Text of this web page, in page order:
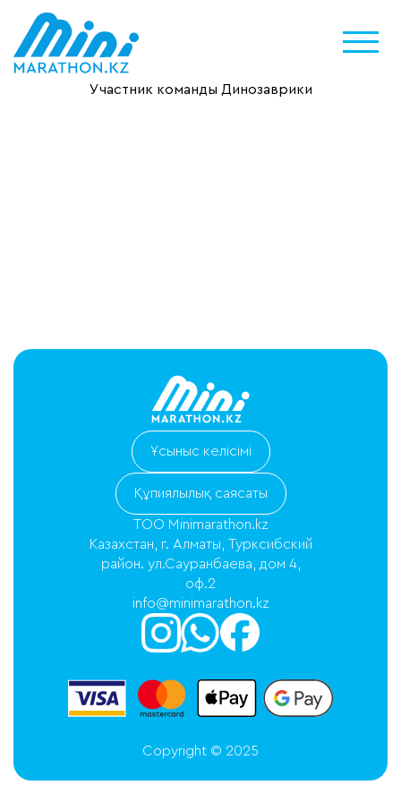
Участник команды Динозаврики
Ұсыныс келісімі
Құпиялылық саясаты
ТОО Minimarathon.kz
Казахстан, г. Алматы, Турксибский
район. ул.Сауранбаева, дом 4,
оф.2
info@minimarathon.kz
Copyright © 2025